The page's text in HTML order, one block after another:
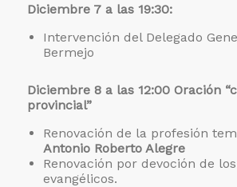
Diciembre 7 a las 19:30:
Intervención del Delegado
Bermejo
Diciembre 8 a las 12:00 Oración
provincial”
Renovación de la profesión
Antonio Roberto Alegre
Renovación por devoción de
evangélicos.